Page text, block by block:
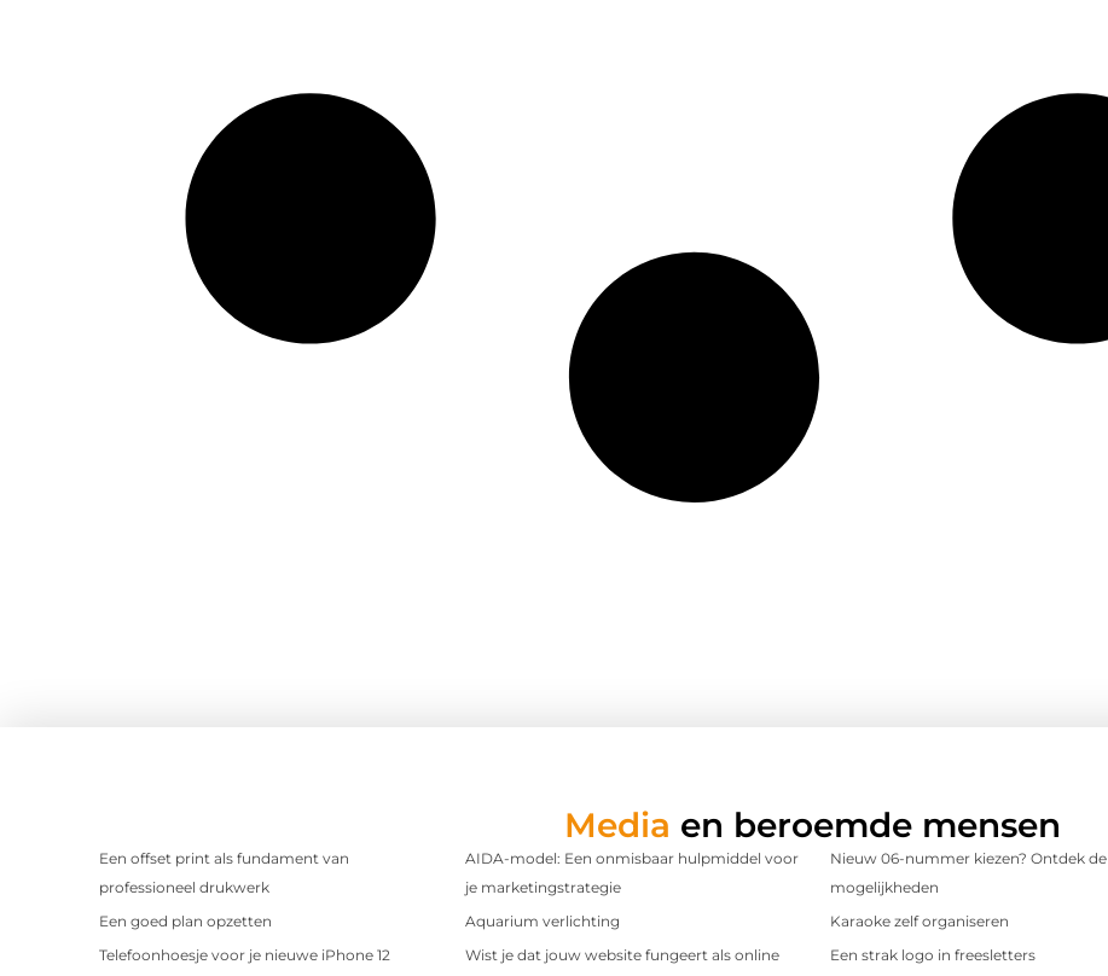
Media en beroemde mensen
Een offset print als fundament van
professioneel drukwerk
AIDA-model: Een onmisbaar hulpmiddel voor
je marketingstrategie
Nieuw 06-nummer kiezen? Ontdek de
mogelijkheden
Een goed plan opzetten
Aquarium verlichting Karaoke zelf organiseren
Telefoonhoesje voor je nieuwe iPhone 12
Wist je dat jouw website fungeert als online
Een strak logo in freesletters